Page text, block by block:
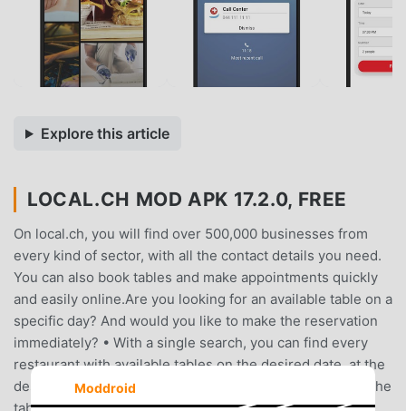
Explore this article
LOCAL.CH MOD APK 17.2.0, FREE
On local.ch, you will find over 500,000 businesses from
every kind of sector, with all the contact details you need.
You can also book tables and make appointments quickly
and easily online.Are you looking for an available table on a
specific day? And would you like to make the reservation
immediately? • With a single search, you can find every
restaurant with available tables on the desired date, at the
desired time and in the desired location, and then book the
Moddroid